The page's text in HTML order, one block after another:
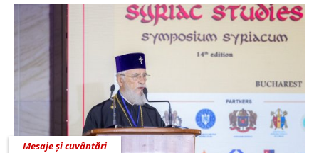
Mesaje și cuvântări